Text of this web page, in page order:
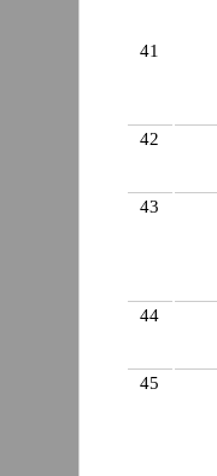
41
42
43
44
45